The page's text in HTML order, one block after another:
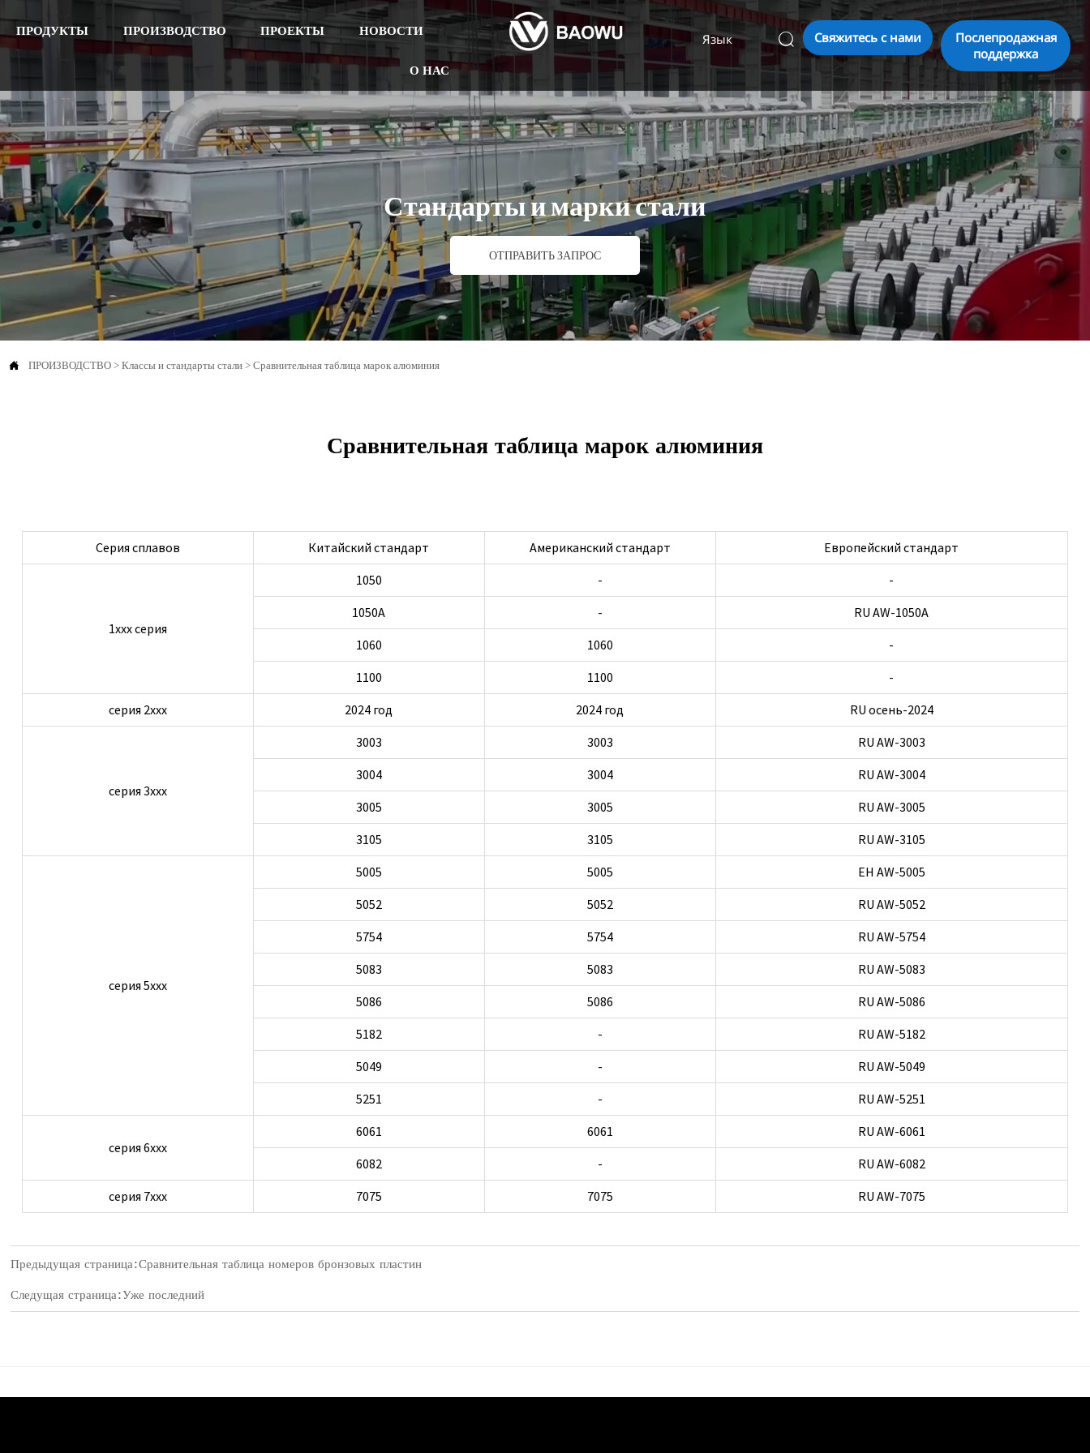
ПРОДУКТЫ ПРОИЗВОДСТВО ПРОЕКТЫ НОВОСТИ
О НАС
Язык  Свяжитесь с нами
Послепродажная
поддержка
Стандарты и марки стали
ОТПРАВИТЬ ЗАПРОС
 ПРОИЗВОДСТВО > Классы и стандарты стали > Сравнительная таблица марок алюминия
Сравнительная таблица марок алюминия
Серия сплавов Китайский стандарт Американский стандарт Европейский стандарт
1ххх серия
1050 -
-
1050А
-
RU AW-1050A
1060
1060
-
1100
1100
-
серия 2ххх
2024 год 2024 год RU осень-2024
серия 3ххх
3003 3003
RU AW-3003
3004
3004
RU AW-3004
3005
3005
RU AW-3005
3105
3105 RU AW-3105
серия 5ххх
5005 5005
ЕН AW-5005
5052
5052
RU AW-5052
5754
5754
RU AW-5754
5083
5083
RU AW-5083
5086
5086
RU AW-5086
5182
-
RU AW-5182
5049
-
RU AW-5049
5251
- RU AW-5251
серия 6ххх
6061 6061
RU AW-6061
6082
-
RU AW-6082
серия 7ххх
7075 7075 RU AW-7075
Предыдущая страница:Сравнительная таблица номеров бронзовых пластин
Следущая страница:Уже последний